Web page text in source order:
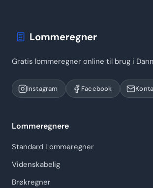
Lommeregner
Gratis lommeregner online til brug i
Instagram Facebook
Lommeregnere
Standard Lommeregner
Videnskabelig
Brøkregner